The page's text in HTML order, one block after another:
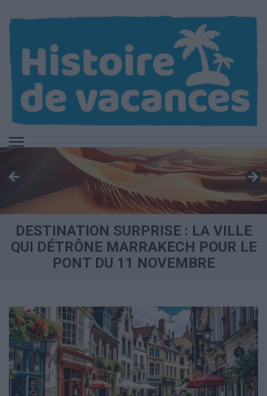
contenu
(Pressez
Entrée)
DESTINATION SURPRISE : LA VILLE
QUI DÉTRÔNE MARRAKECH POUR LE
PONT DU 11 NOVEMBRE